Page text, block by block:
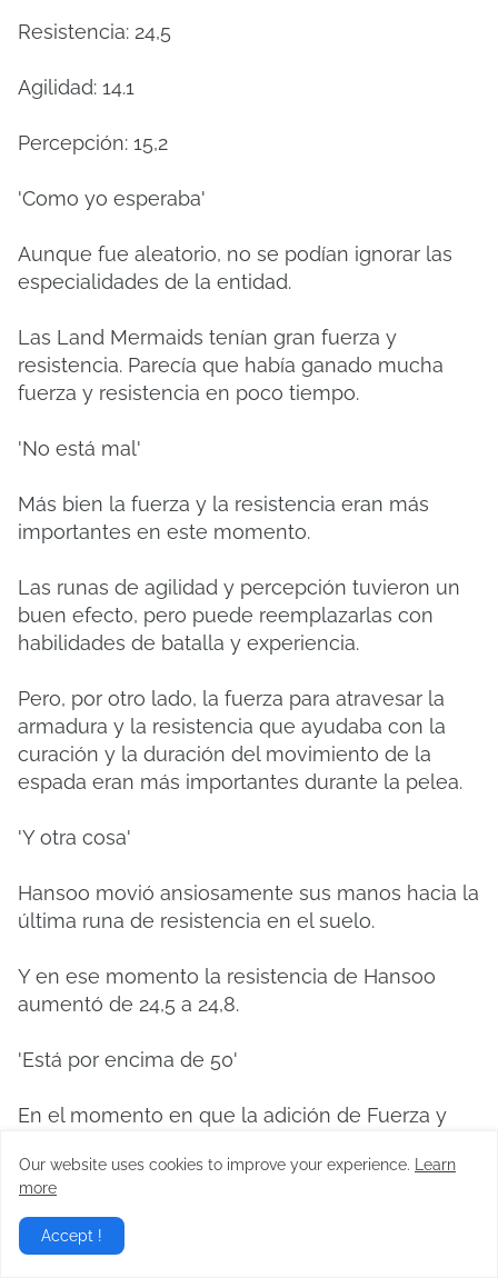
Resistencia: 24,5
Agilidad: 14.1
Percepción: 15,2
'Como yo esperaba'
Aunque fue aleatorio, no se podían ignorar las
especialidades de la entidad.
Las Land Mermaids tenían gran fuerza y ​​​​
resistencia. Parecía que había ganado mucha
fuerza y ​​resistencia en poco tiempo.
'No está mal'
Más bien la fuerza y ​​la resistencia eran más
importantes en este momento.
Las runas de agilidad y percepción tuvieron un
buen efecto, pero puede reemplazarlas con
habilidades de batalla y experiencia.
Pero, por otro lado, la fuerza para atravesar la
armadura y la resistencia que ayudaba con la
curación y la duración del movimiento de la
espada eran más importantes durante la pelea.
'Y otra cosa'
Hansoo movió ansiosamente sus manos hacia la
última runa de resistencia en el suelo.
Y en ese momento la resistencia de Hansoo
aumentó de 24,5 a 24,8.
'Está por encima de 50'
En el momento en que la adición de Fuerza y ​​
estiró.
Y al mismo tiempo apareció un rostro familiar
pero desagradable.
Our website uses cookies to improve your experience.
Learn
more
Accept !